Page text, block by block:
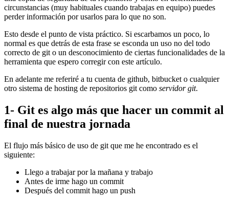
circunstancias (muy habituales cuando trabajas en equipo) puedes
perder información por usarlos para lo que no son.
Esto desde el punto de vista práctico. Si escarbamos un poco, lo
normal es que detrás de esta frase se esconda un uso no del todo
correcto de git o un desconocimiento de ciertas funcionalidades de la
herramienta que espero corregir con este artículo.
En adelante me referiré a tu cuenta de github, bitbucket o cualquier
otro sistema de hosting de repositorios git como servidor git.
1- Git es algo más que hacer un commit al
final de nuestra jornada
El flujo más básico de uso de git que me he encontrado es el
siguiente:
Llego a trabajar por la mañana y trabajo
Antes de irme hago un commit
Después del commit hago un push